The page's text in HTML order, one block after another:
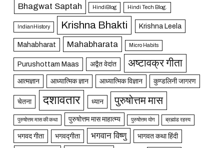
Bhagwat Saptah HindiBlog Hindi Tech Blog.
IndianHistory Krishna Bhakti Krishna Leela
Mahabharat Mahabharata Micro Habits
Purushottam Maas अद्वैत वेदांत अष्टावक्र गीता
आत्मज्ञान आध्यात्मिक ज्ञान आध्यात्मिक विज्ञान कुण्डलिनी जागरण
चेतना दशावतार ध्यान पुरुषोत्तम मास
पुरुषोत्तम मास की कथा पुरुषोत्तम मास माहात्म्य पुरुषोत्तम योग ब्रह्मांड रहस्य
भगवद गीता भगवद्गीता भगवान विष्णु भागवत कथा हिंदी